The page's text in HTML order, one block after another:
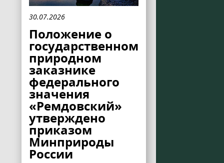
30.07.2026
Положение о
государственном
природном
заказнике
федерального
значения
«Ремдовский»
утверждено
приказом
Минприроды
России